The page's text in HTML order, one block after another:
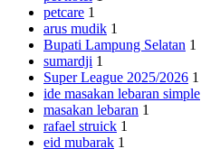
petcare 1
arus mudik 1
Bupati Lampung Selatan 1
sumardji 1
Super League 2025/2026 1
ide masakan lebaran simple
masakan lebaran 1
rafael struick 1
eid mubarak 1